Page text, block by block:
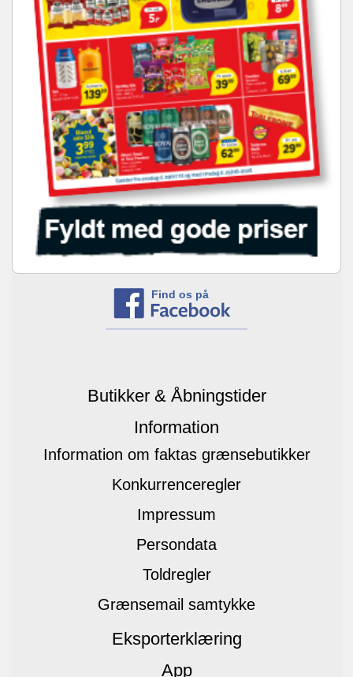
Find os på
Butikker & Åbningstider
Information
Information om faktas grænsebutikker
Konkurrenceregler
Impressum
Persondata
Toldregler
Grænsemail samtykke
Eksporterklæring
App